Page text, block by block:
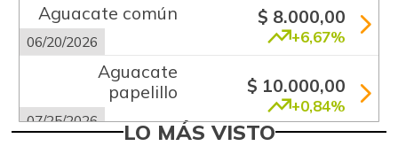
Aguacate común
06/20/2026
$ 8.000,00
+6,67%
Aguacate
papelillo
07/25/2026
$ 10.000,00
+0,84%
LO MÁS VISTO